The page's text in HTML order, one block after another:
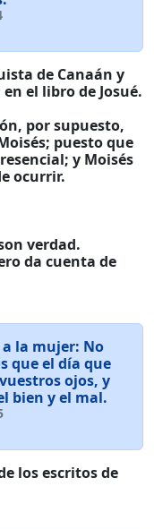
de Canaán y
el libro de Josué.
por supuesto,
puesto que
y Moisés
ocurrir.
verdad.
da cuenta de
la mujer: No
que el día que
ojos, y
bien y el mal.
los escritos de